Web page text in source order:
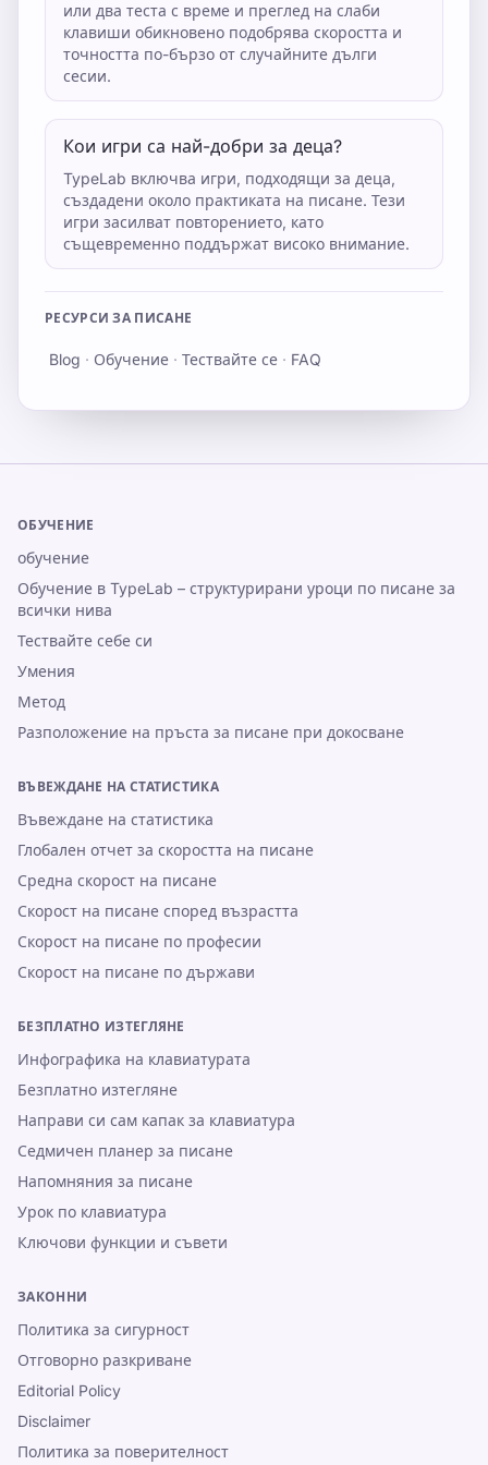
или два теста с време и преглед на слаби
клавиши обикновено подобрява скоростта и
точността по-бързо от случайните дълги
сесии.
Кои игри са най-добри за деца?
TypeLab включва игри, подходящи за деца,
създадени около практиката на писане. Тези
игри засилват повторението, като
същевременно поддържат високо внимание.
РЕСУРСИ ЗА ПИСАНЕ
Blog · Обучение · Тествайте се · FAQ
ОБУЧЕНИЕ
обучение
Обучение в TypeLab – структурирани уроци по писане за
всички нива
Тествайте себе си
Умения
Метод
Разположение на пръста за писане при докосване
ВЪВЕЖДАНЕ НА СТАТИСТИКА
Въвеждане на статистика
Глобален отчет за скоростта на писане
Средна скорост на писане
Скорост на писане според възрастта
Скорост на писане по професии
Скорост на писане по държави
БЕЗПЛАТНО ИЗТЕГЛЯНЕ
Инфографика на клавиатурата
Безплатно изтегляне
Направи си сам капак за клавиатура
Седмичен планер за писане
Напомняния за писане
Урок по клавиатура
Ключови функции и съвети
ЗАКОННИ
Политика за сигурност
Отговорно разкриване
Editorial Policy
Disclaimer
Политика за поверителност